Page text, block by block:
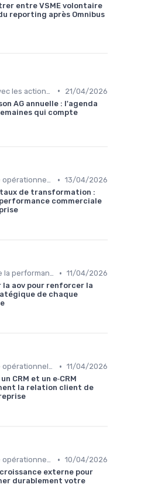
entre VSME volontaire
reporting après Omnibus
•
21/04/2026
AG annuelle : l'agenda
qui compte
Excellence opérationnelle • 13/04/2026
de transformation :
commerciale
Pilotage de la performance globale • 11/04/2026
la aov pour renforcer la
de chaque
Excellence opérationnelle • 11/04/2026
CRM et un e‑CRM
la relation client de
Excellence opérationnelle • 10/04/2026
externe pour
durablement votre